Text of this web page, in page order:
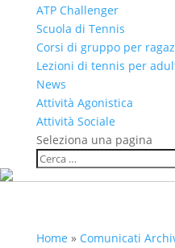
ATP Challenger
Scuola di Tennis
Corsi di gruppo per
Lezioni di tennis per
News
Attività Agonistica
Attività Sociale
Seleziona una pagina
Home » Comunicati